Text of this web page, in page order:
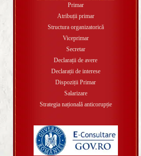
Primar
Atribuții primar
Structura organizatorică
Viceprimar
Secretar
Declarații de avere
Declarații de interese
Dispoziții Primar
Salarizare
Strategia națională anticorupție